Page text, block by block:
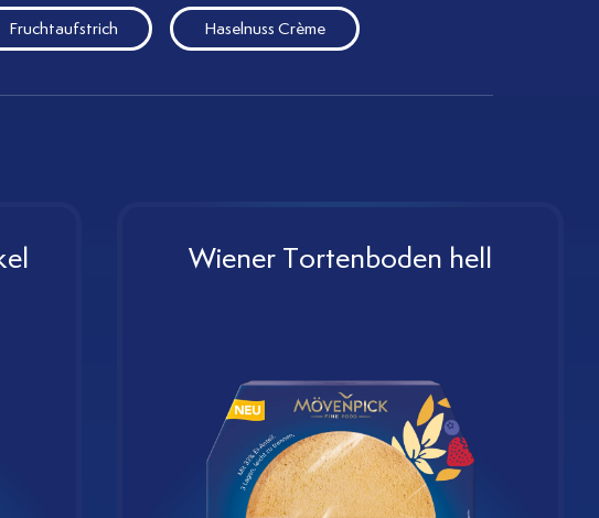
Fruchtaufstrich Haselnuss Crème
Wiener Tortenboden hell